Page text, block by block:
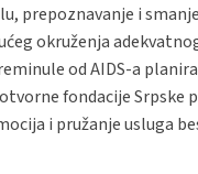
prepoznavanje i
okruženja
od AIDS-a
fondacije Srpske
i pružanje usluga